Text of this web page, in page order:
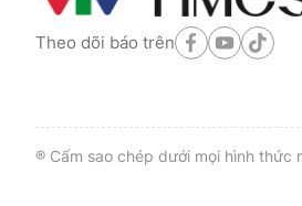
Theo dõi báo trên
® Cấm sao chép dưới mọi hình thức